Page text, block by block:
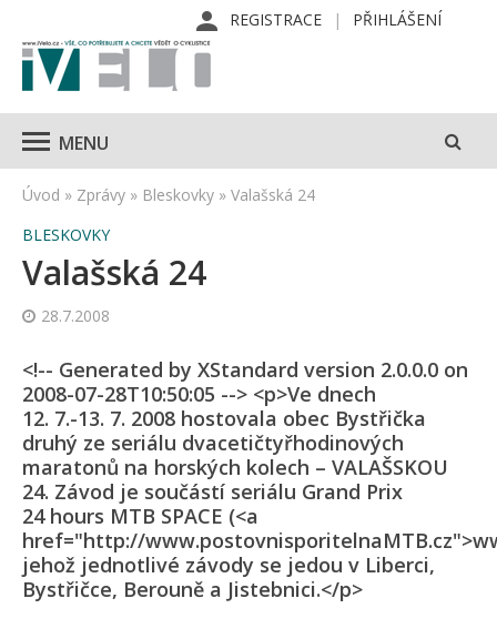
REGISTRACE PŘIHLÁŠENÍ
MENU
Úvod » Zprávy » Bleskovky » Valašská 24
BLESKOVKY
Valašská 24
28.7.2008
<!-- Generated by XStandard version 2.0.0.0 on
2008-07-28T10:50:05 --> <p>Ve dnech
12. 7.-13. 7. 2008 hostovala obec Bystřička
druhý ze seriálu dvacetičtyřho­dinových
maratonů na horských kolech – VALAŠSKOU
24. Závod je součástí seriálu Grand Prix
24 hours MTB SPACE (<a
href="http://
jehož jednotlivé závody se jedou v Liberci,
Bystřičce, Berouně a Jistebnici.</p>